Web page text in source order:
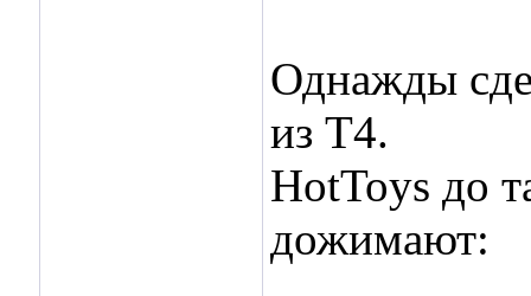
Однажды
из Т4.
HotToys до
дожимают: